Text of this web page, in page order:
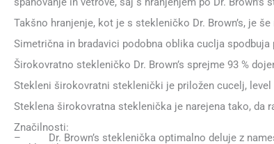
Takšno hranjenje, kot je s stekleničko Dr. Brown’s, je
Simetrična in bradavici podobna oblika cuclja
Širokovratno stekleničko Dr. Brown’s sprejme 93 %
Stekleni širokovratni steklenički je priložen cucelj, level
Steklena širokovratna steklenička je narejena tako, da
Značilnosti:
– Dr. Brown’s steklenička optimalno deluje z